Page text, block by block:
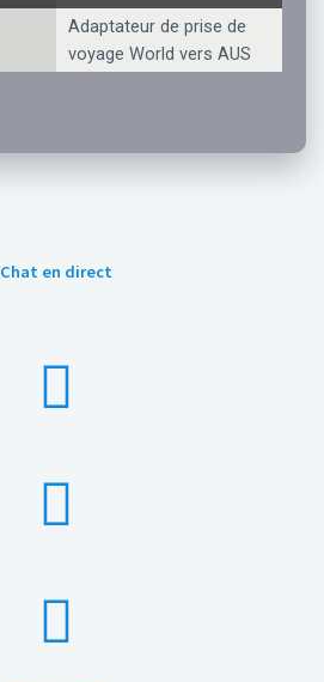
Adaptateur de prise de
voyage World vers AUS
Chat en direct